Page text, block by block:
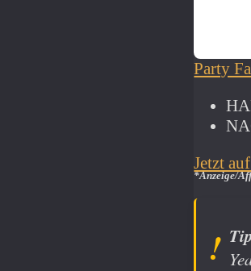
Party
Jetzt
*Anzeige/